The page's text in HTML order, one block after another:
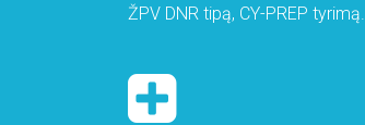
ŽPV DNR tipą, CY-PREP tyrimą.